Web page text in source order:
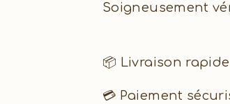
Soigneusement
📦 Livraison
💳 Paiement